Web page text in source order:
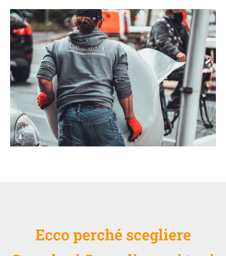
Ecco perché scegliere